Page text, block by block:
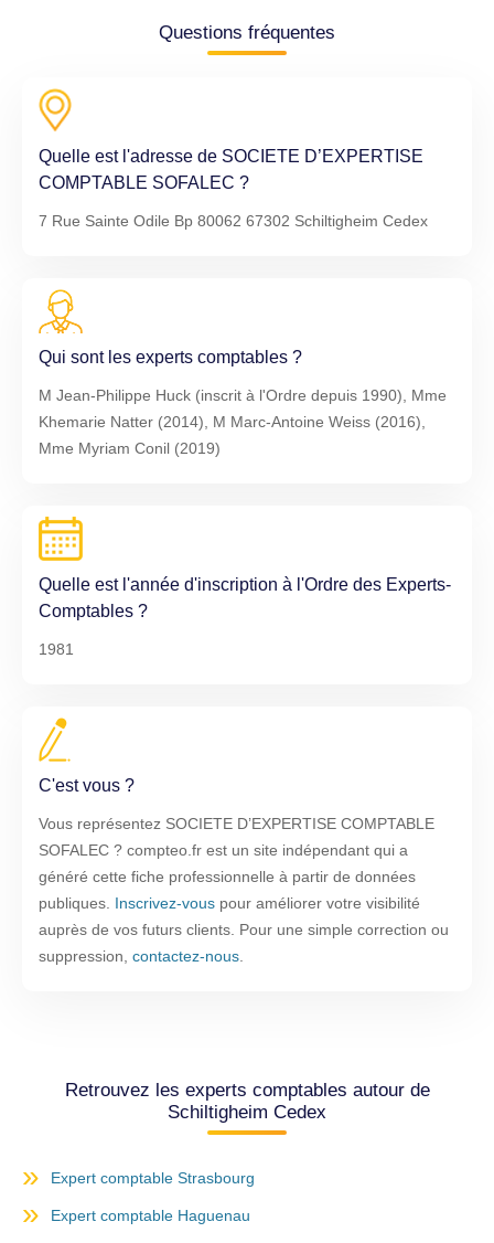
Questions fréquentes
Quelle est l'adresse de SOCIETE D’EXPERTISE
COMPTABLE SOFALEC ?
7 Rue Sainte Odile Bp 80062 67302 Schiltigheim Cedex
Qui sont les experts comptables ?
M Jean-Philippe Huck (inscrit à l'Ordre depuis 1990), Mme
Khemarie Natter (2014), M Marc-Antoine Weiss (2016),
Mme Myriam Conil (2019)
Quelle est l'année d'inscription à l'Ordre des Experts-
Comptables ?
1981
C'est vous ?
Vous représentez SOCIETE D’EXPERTISE COMPTABLE
SOFALEC ? compteo.fr est un site indépendant qui a
généré cette fiche professionnelle à partir de données
publiques. Inscrivez-vous pour améliorer votre visibilité
auprès de vos futurs clients. Pour une simple correction ou
suppression, contactez-nous
Retrouvez les experts comptables autour de
Schiltigheim Cedex
Expert comptable Strasbourg
Expert comptable Haguenau